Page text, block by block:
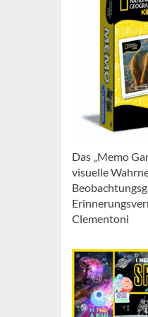
Das „Memo
visuelle
Clementoni